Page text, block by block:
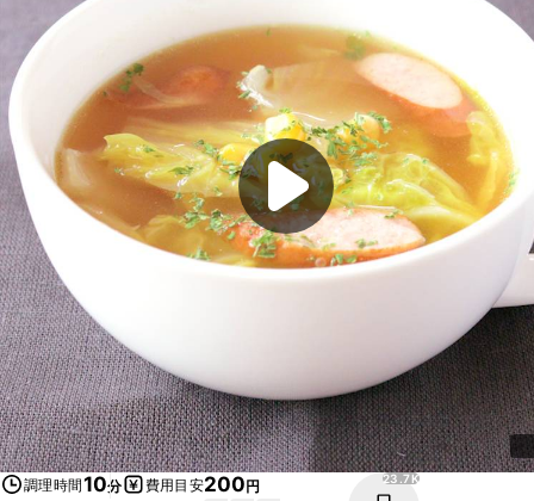
調理時間10分 費用目安200円 23.7K